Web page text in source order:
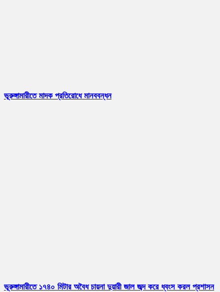
ভূরুঙ্গামারীতে মাদক প্রতিরোধে মানববন্ধন
ভূরুঙ্গামারীতে ১৭৪০ মিটার অবৈধ চায়না দুয়ারী জাল জব্দ করে ধ্বংস করল প্রশাসন